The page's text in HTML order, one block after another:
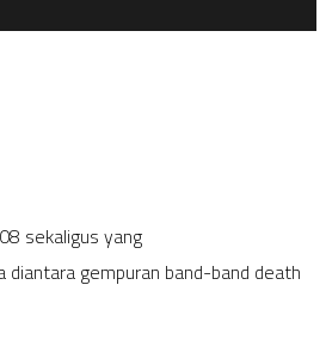
sekaligus yang
gempuran band-band death